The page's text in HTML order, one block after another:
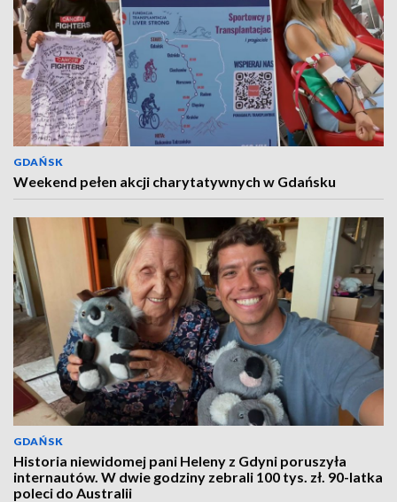
GDAŃSK
Weekend pełen akcji charytatywnych w Gdańsku
GDAŃSK
Historia niewidomej pani Heleny z Gdyni poruszyła
internautów. W dwie godziny zebrali 100 tys. zł. 90-latka
poleci do Australii